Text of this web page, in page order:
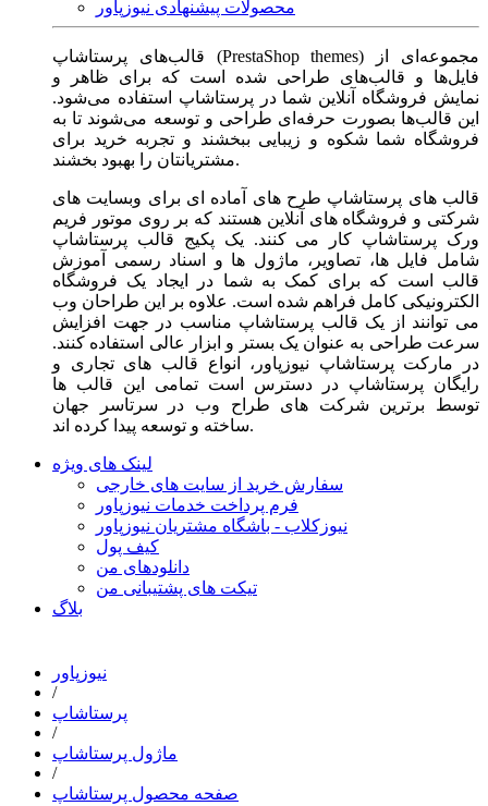
محصولات پیشنهادی نیوزپاور
قالب‌های پرستاشاپ (PrestaShop themes) مجموعه‌ای از
فایل‌ها و قالب‌های طراحی شده است که برای ظاهر و
نمایش فروشگاه آنلاین شما در پرستاشاپ استفاده می‌شود.
این قالب‌ها بصورت حرفه‌ای طراحی و توسعه می‌شوند تا به
فروشگاه شما شکوه و زیبایی ببخشند و تجربه خرید برای
مشتریانتان را بهبود بخشند.
قالب های پرستاشاپ طرح های آماده ای برای وبسایت های
شرکتی و فروشگاه های آنلاین هستند که بر روی موتور فریم
ورک پرستاشاپ کار می کنند. یک پکیج قالب پرستاشاپ
شامل فایل ها، تصاویر، ماژول ها و اسناد رسمی آموزش
قالب است که برای کمک به شما در ایجاد یک فروشگاه
الکترونیکی کامل فراهم شده است. علاوه بر این طراحان وب
می توانند از یک قالب پرستاشاپ مناسب در جهت افزایش
سرعت طراحی به عنوان یک بستر و ابزار عالی استفاده کنند.
در مارکت پرستاشاپ نیوزپاور، انواع قالب های تجاری و
رایگان پرستاشاپ در دسترس است تمامی این قالب ها
توسط برترین شرکت های طراح وب در سرتاسر جهان
ساخته و توسعه پیدا کرده اند.
لینک های ویژه
سفارش خرید از سایت های خارجی
فرم پرداخت خدمات نیوزپاور
نیوزکلاب - باشگاه مشتریان نیوزپاور
کیف پول
دانلودهای من
تیکت های پشتیبانی من
بلاگ
نیوزپاور
/
پرستاشاپ
/
ماژول پرستاشاپ
/
صفحه محصول پرستاشاپ